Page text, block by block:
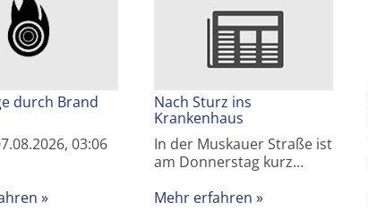
durch Brand
03:06
Nach Sturz ins
Krankenhaus
In der Muskauer Straße ist
am Donnerstag kurz…
Mehr erfahren